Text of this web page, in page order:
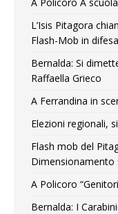
L’Isis Pitagora
Flash-Mob in
Bernalda: Si
Raffaella Grieco
A Ferrandina in
Elezioni regionali,
Flash mob del
Dimensionamento
A Policoro
Bernalda: I